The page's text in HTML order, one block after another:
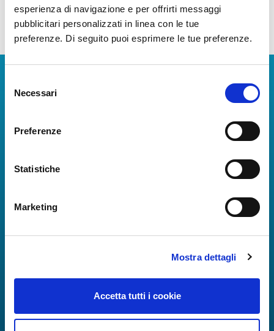
esperienza di navigazione e per offrirti messaggi
pubblicitari personalizzati in linea con le tue
preferenze. Di seguito puoi esprimere le tue preferenze.
delNecessari
Preferenze
Statistiche
Marketing
Mostra dettagli
Accetta tutti i cookie
Informazioni in tempo reale sui voli, tutti i servizi e i
all'Aeroporto di Napoli ancora più coinvolgente e